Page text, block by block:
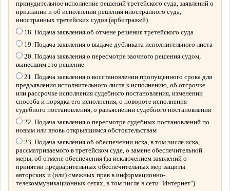
принудительное исполнение решений третейского суда, заявлений о
признании и об исполнении решения иностранного суда,
иностранных третейских судов (арбитражей)
18. Подача заявления об отмене решения третейского суда
19. Подача заявления о выдаче дубликата исполнительного листа
20. Подача заявления о пересмотре заочного решения судом,
вынесшим это решение
21. Подача заявления о восстановлении пропущенного срока для
предъявления исполнительного листа к исполнению, об отсрочке
или рассрочке исполнения судебного постановления, изменении
способа и порядка его исполнения, о повороте исполнения
судебного постановления, о разъяснении судебного постановления
22. Подача заявления о пересмотре судебных постановлений по
новым или вновь открывшимся обстоятельствам
23. Подача заявления об обеспечении иска, в том числе иска,
рассматриваемого в третейском суде, о замене обеспечительной
меры, об отмене обеспечения (за исключением заявлений о
принятии предварительных обеспечительных мер защиты
авторских и (или) смежных прав в информационно-
телекоммуникационных сетях, в том числе в сети "Интернет")